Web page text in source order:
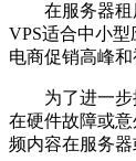
在服务器租用
VPS适合中小
电商促销高峰
为了进一步提
在硬件故障或
频内容在服务